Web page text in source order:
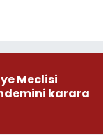
Meclisi
karara